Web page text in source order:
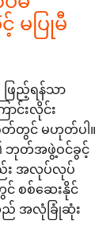
ပြုမီ
ြည့်ရန်သာ
င်းလိုင်း
တ်တွင် မဟုတ်ပါ။
ဘုတ်အဖွဲ့ဝင်ခွင့်
း အလုပ်လုပ်
စစ်ဆေးနိုင်
ည် အလုံခြုံဆုံး